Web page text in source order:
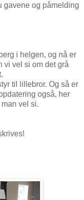
gavene og påmelding
i helgen, og nå er
vi vel si om det grå
til lillebror. Og så er
også, her
vel si.